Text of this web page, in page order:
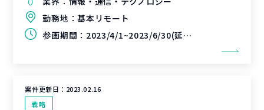
勤務地：基本リモート
参画期間： 2023/4/1~2023/6/30(延長可能性あり)
案件更新日： 2023.02.16
戦略